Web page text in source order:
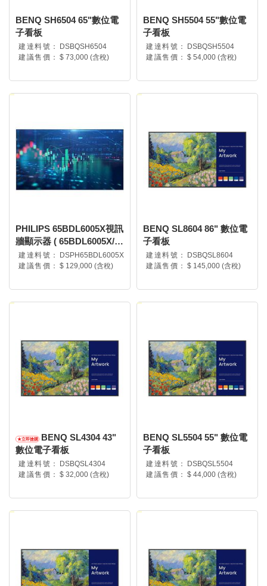
BENQ SH6504 65"數位電
子看板
建達料號：
DSBQSH6504
建議售價： $ 73,000 (含稅)
BENQ SH5504 55"數位電
子看板
建達料號：
DSBQSH5504
建議售價： $ 54,000 (含稅)
PHILIPS 65BDL6005X視訊
牆顯示器 ( 65BDL6005X/97
建達料號：
DSPH65BDL6005X
建議售價： $ 129,000 (含稅)
BENQ SL8604 86" 數位電
子看板
建達料號：
DSBQSL8604
建議售價： $ 145,000 (含稅)
BENQ SL4304 43"
數位電子看板
建達料號：
DSBQSL4304
建議售價： $ 32,000 (含稅)
BENQ SL5504 55" 數位電
子看板
建達料號：
DSBQSL5504
建議售價： $ 44,000 (含稅)